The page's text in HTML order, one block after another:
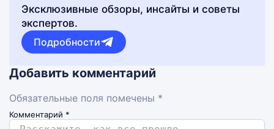
Эксклюзивные обзоры, инсайты и советы
экспертов.
Подробности
Добавить комментарий
Обязательные поля помечены *
Комментарий *